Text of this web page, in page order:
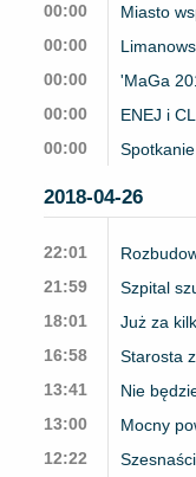
00:00
Miasto
00:00
00:00
'MaGa
00:00
ENEJ i
00:00
2018-04-26
22:01
21:59
Szpital
18:01
Już za
16:58
Starosta
13:41
Nie
13:00
Mocny
12:22